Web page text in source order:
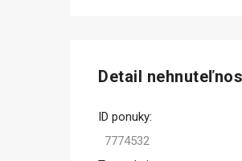
Detail
ID ponuky:
7774532